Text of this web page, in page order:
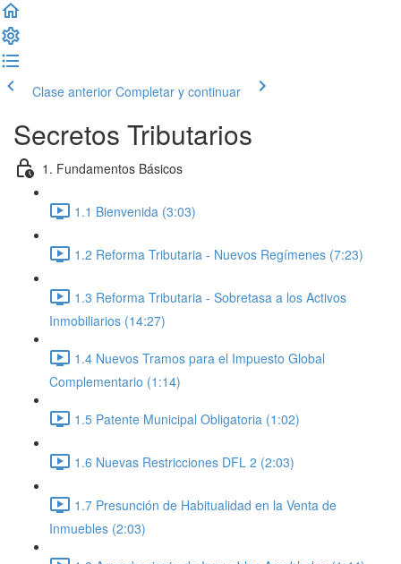
Clase anterior Completar y continuar
Secretos Tributarios
1. Fundamentos Básicos
1.1 Bienvenida (3:03)
1.2 Reforma Tributaria - Nuevos Regímenes (7:23)
1.3 Reforma Tributaria - Sobretasa a los Activos
Inmobiliarios (14:27)
1.4 Nuevos Tramos para el Impuesto Global
Complementario (1:14)
1.5 Patente Municipal Obligatoria (1:02)
1.6 Nuevas Restricciones DFL 2 (2:03)
1.7 Presunción de Habitualidad en la Venta de
Inmuebles (2:03)